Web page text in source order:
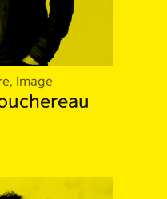
Image